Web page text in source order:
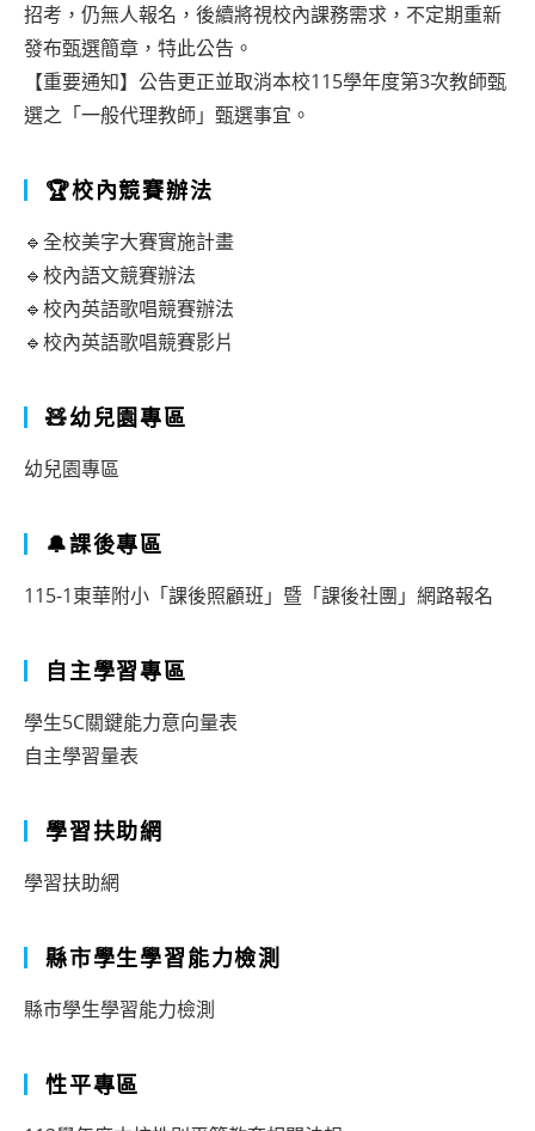
招考，仍無人報名，後續將視校內課務需求，不定期重新
發布甄選簡章，特此公告。
【重要通知】公告更正並取消本校115學年度第3次教師甄
選之「一般代理教師」甄選事宜。
🏆校內競賽辦法
🔹全校美字大賽實施計畫
🔹校內語文競賽辦法
🔹校內英語歌唱競賽辦法
🔹校內英語歌唱競賽影片
🧸幼兒園專區
幼兒園專區
🔔課後專區
115-1東華附小「課後照顧班」暨「課後社團」網路報名
自主學習專區
學生5C關鍵能力意向量表
自主學習量表
學習扶助網
學習扶助網
縣市學生學習能力檢測
縣市學生學習能力檢測
性平專區